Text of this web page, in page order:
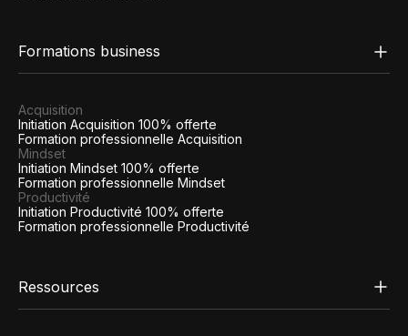
Formations business
Acquisition
Initiation Acquisition 100% offerte
Formation professionnelle Acquisition
Mindset
Initiation Mindset 100% offerte
Formation professionnelle Mindset
Productivité
Initiation Productivité 100% offerte
Formation professionnelle Productivité
Ressources